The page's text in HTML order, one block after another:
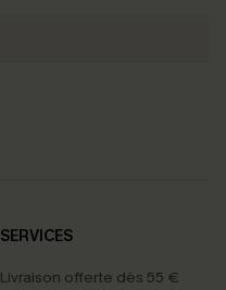
SERVICES
Livraison offerte dès 55 €